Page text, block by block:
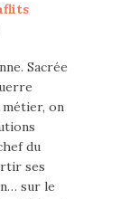
Sacrée
métier, on
du
ses
sur le